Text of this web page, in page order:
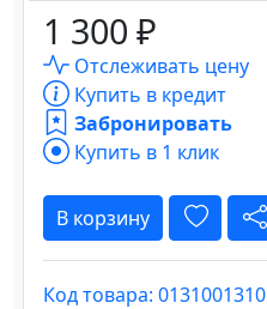
1 300 ₽
Отслеживать цену
Купить в кредит
Забронировать
Купить в 1 клик
В корзину
Код товара: 0131001310